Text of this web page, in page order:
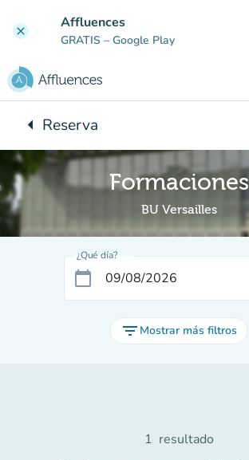
clear Affluences
GRATIS – Google Play
arrow_leftVuelta:
Reserva
Formaciones
BU Versailles
¿Qué día?
calendar_today
filter_list Mostrar más filtros
1 resultado